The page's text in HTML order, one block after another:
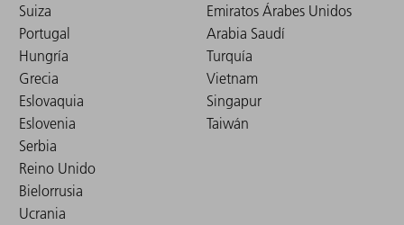
Suiza
Portugal
Hungría
Grecia
Eslovaquia
Eslovenia
Serbia
Reino Unido
Bielorrusia
Ucrania
Emiratos Árabes Unidos
Arabia Saudí
Turquía
Vietnam
Singapur
Taiwán